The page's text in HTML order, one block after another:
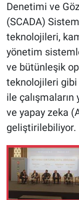
Denetimi ve
(SCADA)
teknolojileri,
yönetim
ve bütünleşik
teknolojileri
ile
ve yapay zeka
geliştirilebiliyor.